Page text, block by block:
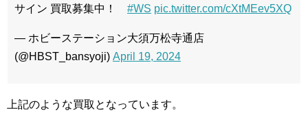
サイン 買取募集中！ #WS pic.twitter.com/cXtMEev5XQ
— ホビーステーション大須万松寺通店
(@HBST_bansyoji) April 19, 2024
上記のような買取となっています。